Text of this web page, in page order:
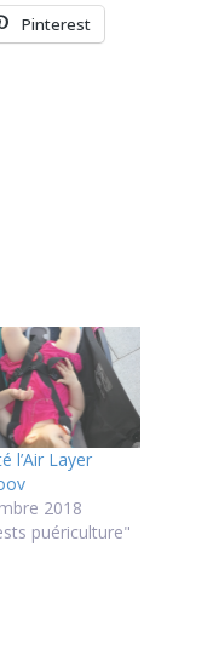
Pinterest
l’Air Layer
2018
puériculture"